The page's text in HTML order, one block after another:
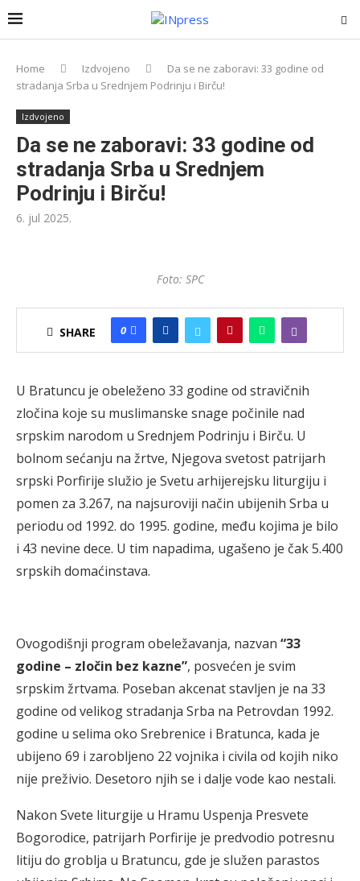
Home Izdvojeno
Da se ne zaboravi: 33 godine od
stradanja Srba u Srednjem Podrinju i Birču!
Izdvojeno
Da se ne zaboravi: 33 godine od
stradanja Srba u Srednjem
Podrinju i Birču!
6. jul 2025.
Foto: SPC
SHARE 0
U Bratuncu je obeleženo 33 godine od stravičnih
zločina koje su muslimanske snage počinile nad
srpskim narodom u Srednjem Podrinju i Birču. U
bolnom sećanju na žrtve, Njegova svetost patrijarh
srpski Porfirije služio je Svetu arhijerejsku liturgiju i
pomen za 3.267, na najsuroviji način ubijenih Srba u
periodu od 1992. do 1995. godine, među kojima je bilo
i 43 nevine dece. U tim napadima, ugašeno je čak 5.400
srpskih domaćinstava.
Ovogodišnji program obeležavanja, nazvan “33
godine – zločin bez kazne”, posvećen je svim
srpskim žrtvama. Poseban akcenat stavljen je na 33
godine od velikog stradanja Srba na Petrovdan 1992.
godine u selima oko Srebrenice i Bratunca, kada je
ubijeno 69 i zarobljeno 22 vojnika i civila od kojih niko
nije preživio. Desetoro njih se i dalje vode kao nestali.
Nakon Svete liturgije u Hramu Uspenja Presvete
Bogorodice, patrijarh Porfirije je predvodio potresnu
litiju do groblja u Bratuncu, gde je služen parastos